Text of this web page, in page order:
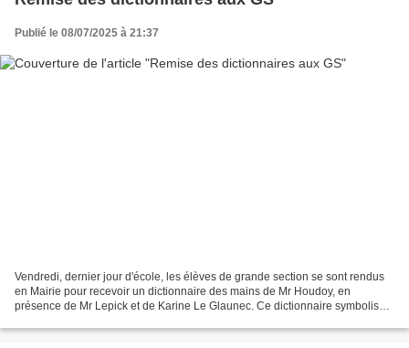
Publié le 08/07/2025 à 21:37
Vendredi, dernier jour d'école, les élèves de grande section se sont rendus
en Mairie pour recevoir un dictionnaire des mains de Mr Houdoy, en
présence de Mr Lepick et de Karine Le Glaunec. Ce dictionnaire symbolise